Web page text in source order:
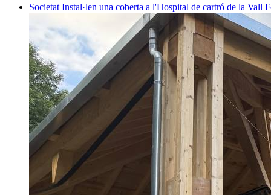
Societat Instal·len una coberta a l'Hospital de cartró de la Vall